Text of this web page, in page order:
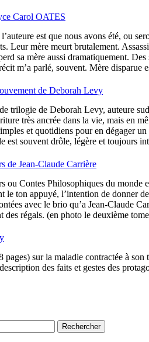
Carol OATES
est que nous avons été, ou
Leur mère meurt brutalement.
sa mère aussi dramatiquement.
m’a parlé, souvent. Mère
de Deborah Levy
trilogie de Deborah Levy, auteure
très ancrée dans la vie, mais en
et quotidiens pour en dégager
est souvent drôle, légère et toujours
de Jean-Claude Carrière
ou Contes Philosophiques du
le ton appuyé, l’intention de donner
avec le brio qu’a Jean-Claude
des régals. (en photo le deuxième
sur la maladie contractée à son
des faits et gestes des